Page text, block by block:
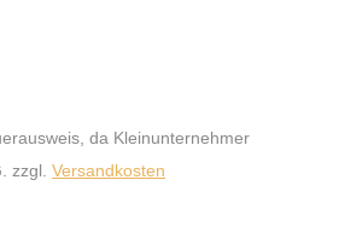
da Kleinunternehmer
zzgl. Versandkosten